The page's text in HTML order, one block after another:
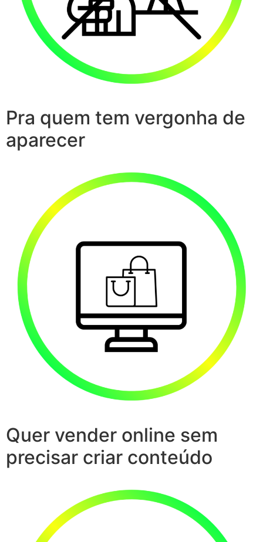
Pra quem tem vergonha de
aparecer
Quer vender online sem
precisar criar conteúdo